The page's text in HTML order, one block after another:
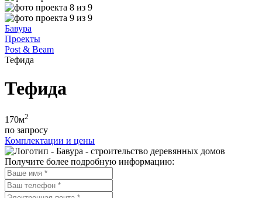
Бавура
Проекты
Post & Beam
Тефида
Тефида
170м2
по запросу
Комплектации и цены
Получите более подробную информацию: